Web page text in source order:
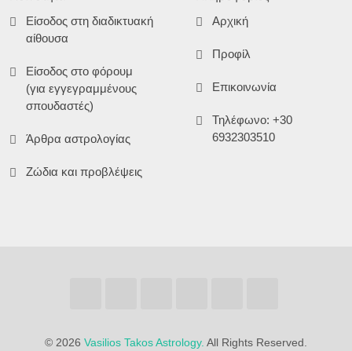
Είσοδος στη διαδικτυακή
αίθουσα
Είσοδος στο φόρουμ
(για εγγεγραμμένους
σπουδαστές)
Άρθρα αστρολογίας
Ζώδια και προβλέψεις
Αρχική
Προφίλ
Επικοινωνία
Τηλέφωνο: +30
6932303510
© 2026 Vasilios Takos Astrology. All Rights Reserved.